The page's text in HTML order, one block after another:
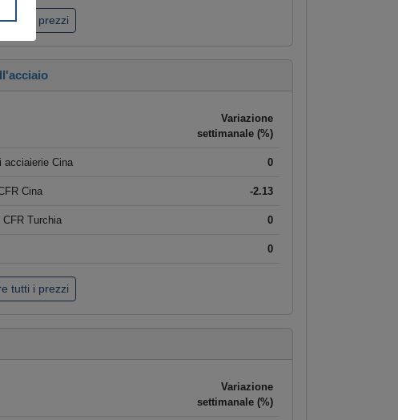
tutti i prezzi
Variazione
settimanale (%)
acciaierie Cina 0
Cina -2.13
Turchia 0
0
tutti i prezzi
Variazione
settimanale (%)